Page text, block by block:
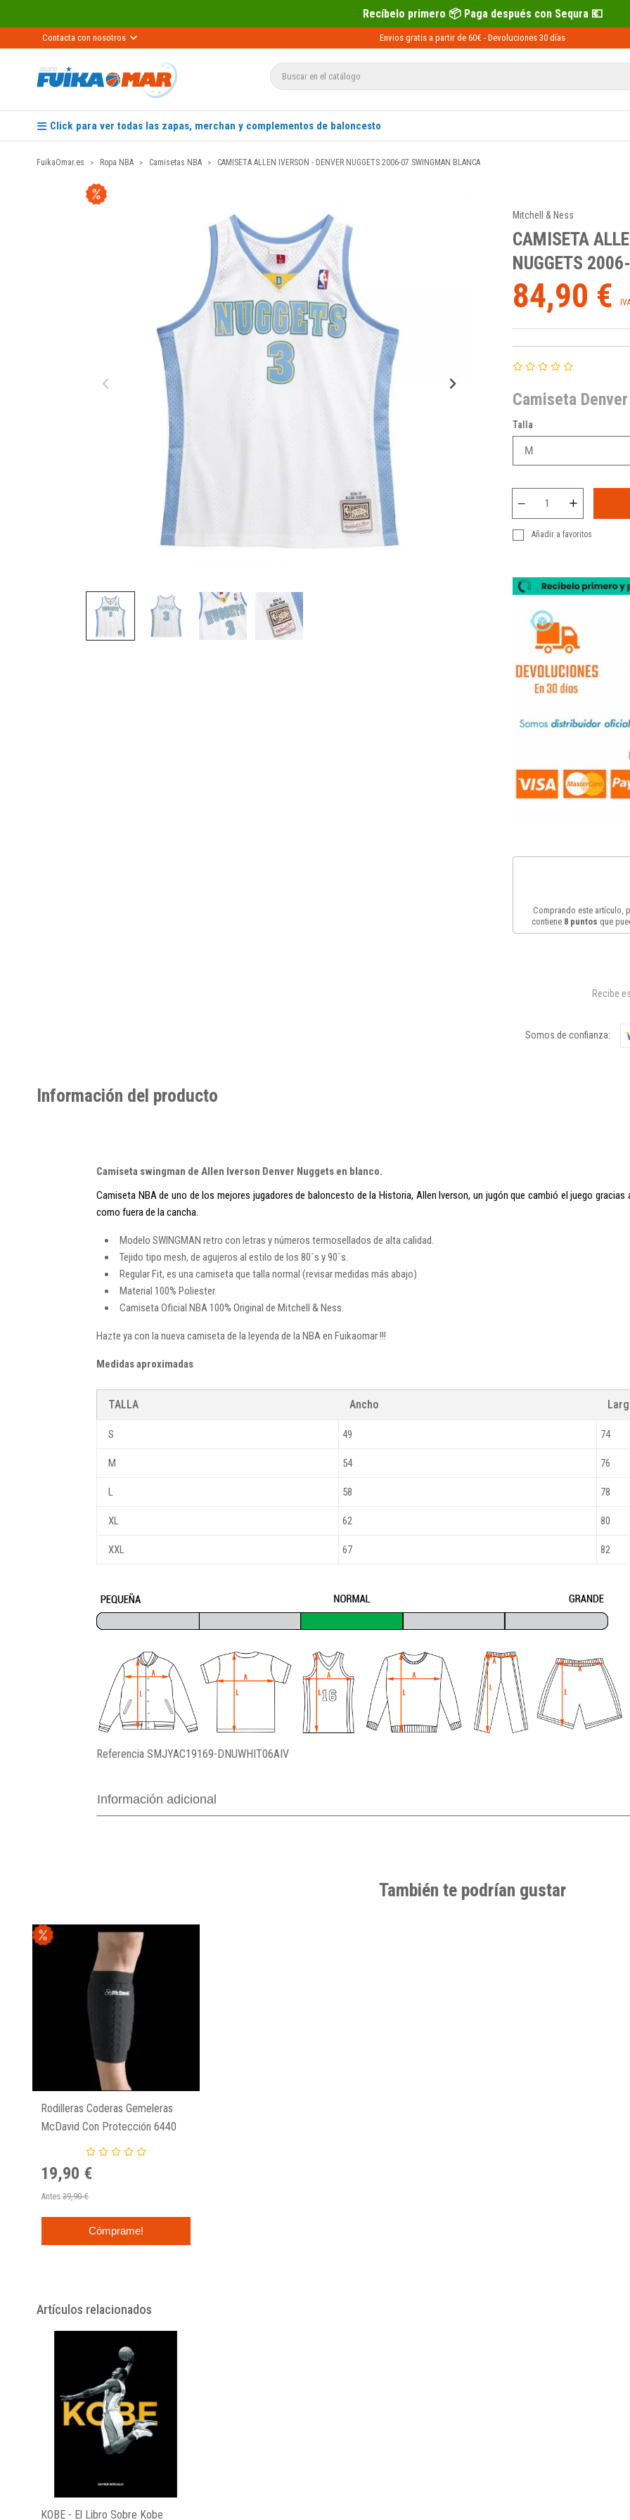
Recíbelo primero 📦 Paga después con Sequra 💶
Contacta con nosotros Envios gratis a partir de 60€ - Devoluciones 30 días
Click para ver todas las zapas, merchan y complementos de baloncesto
FuikaOmar.es Ropa NBA Camisetas NBA CAMISETA ALLEN IVERSON - DENVER NUGGETS 2006-07 SWINGMAN BLANCA
Mitchell & Ness
CAMISETA
NUGGETS
84,90 €
Camiseta
Talla
Añadir a favoritos
Comprando este artículo,
contiene 8puntos que
Recibe
Somos de confianza:
Información del producto
Camiseta swingman de Allen Iverson Denver Nuggets en blanco.
Camiseta NBA de uno de los mejores jugadores de baloncesto de la Historia, Allen Iverson, un jugón que cambió el juego
como fuera de la cancha.
Modelo SWINGMAN retro con letras y números termosellados de alta calidad.
Tejido tipo mesh, de agujeros al estilo de los 80´s y 90´s.
Regular Fit, es una camiseta que talla normal (revisar medidas más abajo)
Material 100% Poliester.
Camiseta Oficial NBA 100% Original de Mitchell & Ness.
Hazte ya con la nueva camiseta de la leyenda de la NBA en Fuikaomar !!!
Medidas aproximadas
TALLA Ancho
S 49 74
M 54 76
L 58 78
XL 62 80
XXL 67 82
Referencia SMJYAC19169-DNUWHIT06AIV
Información adicional
También te podrían gustar
Rodilleras Coderas Gemeleras
McDavid Con Protección 6440
19,90 €
Antes 39,90 €
Cómprame!
Artículos relacionados
KOBE - El Libro Sobre Kobe